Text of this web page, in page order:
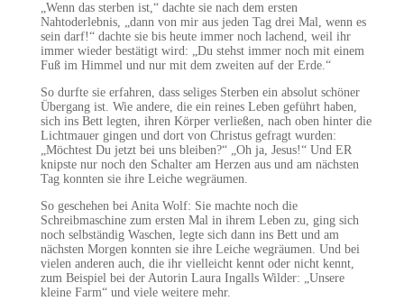
„Wenn das sterben ist,“ dachte sie nach dem ersten
Nahtoderlebnis, „dann von mir aus jeden Tag drei Mal, wenn es
sein darf!“ dachte sie bis heute immer noch lachend, weil ihr
immer wieder bestätigt wird: „Du stehst immer noch mit einem
Fuß im Himmel und nur mit dem zweiten auf der Erde.“
So durfte sie erfahren, dass seliges Sterben ein absolut schöner
Übergang ist. Wie andere, die ein reines Leben geführt haben,
sich ins Bett legten, ihren Körper verließen, nach oben hinter die
Lichtmauer gingen und dort von Christus gefragt wurden:
„Möchtest Du jetzt bei uns bleiben?“ „Oh ja, Jesus!“ Und ER
knipste nur noch den Schalter am Herzen aus und am nächsten
Tag konnten sie ihre Leiche wegräumen.
So geschehen bei Anita Wolf: Sie machte noch die
Schreibmaschine zum ersten Mal in ihrem Leben zu, ging sich
noch selbständig Waschen, legte sich dann ins Bett und am
nächsten Morgen konnten sie ihre Leiche wegräumen. Und bei
vielen anderen auch, die ihr vielleicht kennt oder nicht kennt,
zum Beispiel bei der Autorin Laura Ingalls Wilder: „Unsere
kleine Farm“ und viele weitere mehr.